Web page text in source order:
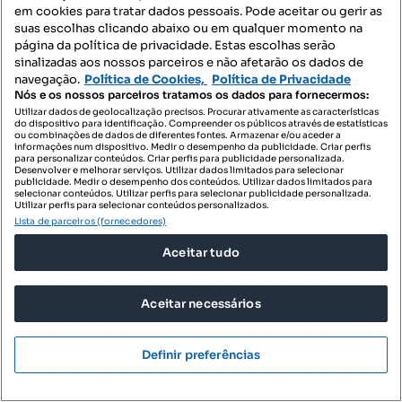
HAUS - Mediação Imobiliária
Profissional
em cookies para tratar dados pessoais. Pode aceitar ou gerir as
suas escolhas clicando abaixo ou em qualquer momento na
página da política de privacidade. Estas escolhas serão
sinalizadas aos nossos parceiros e não afetarão os dados de
navegação. Política de Cookies, Política de Privacidade
Nós e os nossos parceiros tratamos os dados para fornecermos:
Utilizar dados de geolocalização precisos. Procurar ativamente as características
do dispositivo para identificação. Compreender os públicos através de estatísticas
ou combinações de dados de diferentes fontes. Armazenar e/ou aceder a
informações num dispositivo. Medir o desempenho da publicidade. Criar perfis
para personalizar conteúdos. Criar perfis para publicidade personalizada.
Desenvolver e melhorar serviços. Utilizar dados limitados para selecionar
publicidade. Medir o desempenho dos conteúdos. Utilizar dados limitados para
selecionar conteúdos. Utilizar perfis para selecionar publicidade personalizada.
Utilizar perfis para selecionar conteúdos personalizados.
Lista de parceiros (fornecedores)
Aceitar tudo
Aceitar necessários
Definir preferências